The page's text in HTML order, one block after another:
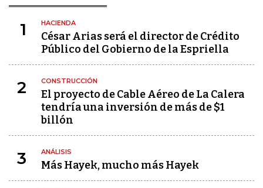
1 HACIENDA
César Arias será el director de Crédito
Público del Gobierno de la Espriella
2 CONSTRUCCIÓN
El proyecto de Cable Aéreo de La Calera
tendría una inversión de más de $1
billón
3 ANÁLISIS
Más Hayek, mucho más Hayek